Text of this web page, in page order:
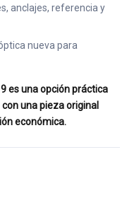
anclajes, referencia y
nueva para
es una opción práctica
una pieza original
económica.